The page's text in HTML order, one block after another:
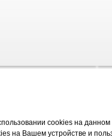
cookies на данном
на Вашем устройстве и